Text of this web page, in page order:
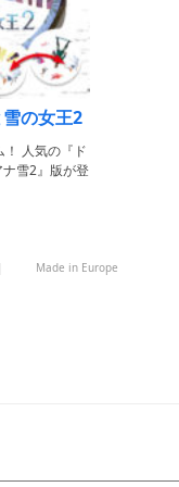
の女王2
！ 人気の『ド
雪2』版が登
Made in Europe